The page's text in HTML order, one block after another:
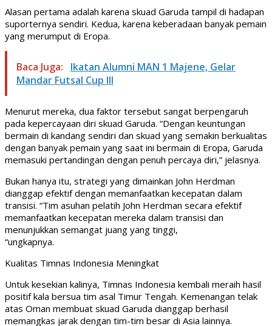
Alasan pertama adalah karena skuad Garuda tampil di hadapan
suporternya sendiri. Kedua, karena keberadaan banyak pemain
yang merumput di Eropa.
Baca Juga:
Ikatan Alumni MAN 1 Majene, Gelar
Mandar Futsal Cup III
Menurut mereka, dua faktor tersebut sangat berpengaruh
pada kepercayaan diri skuad Garuda. “Dengan keuntungan
bermain di kandang sendiri dan skuad yang semakin berkualitas
dengan banyak pemain yang saat ini bermain di Eropa, Garuda
memasuki pertandingan dengan penuh percaya diri,” jelasnya.
Bukan hanya itu, strategi yang dimainkan John Herdman
dianggap efektif dengan memanfaatkan kecepatan dalam
transisi. “Tim asuhan pelatih John Herdman secara efektif
memanfaatkan kecepatan mereka dalam transisi dan
menunjukkan semangat juang yang tinggi,
“ungkapnya.
Kualitas Timnas Indonesia Meningkat
Untuk kesekian kalinya, Timnas Indonesia kembali meraih hasil
positif kala bersua tim asal Timur Tengah. Kemenangan telak
atas Oman membuat skuad Garuda dianggap berhasil
memangkas jarak dengan tim-tim besar di Asia lainnya.